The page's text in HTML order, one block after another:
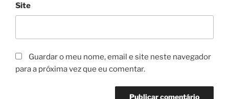
Site
Guardar o meu nome, email e site neste navegador
para a próxima vez que eu comentar.